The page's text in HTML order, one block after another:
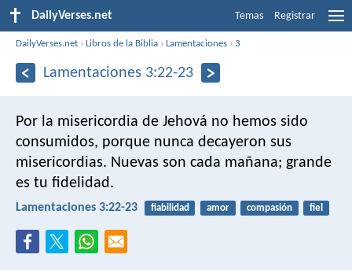
DailyVerses.net Temas Registrar
DailyVerses.net ›Libros de la Biblia ›Lamentaciones ›3
Lamentaciones 3:22-23
Por la misericordia de Jehová no hemos sido
consumidos, porque nunca decayeron sus
misericordias. Nuevas son cada mañana; grande
es tu fidelidad.
Lamentaciones 3:22-23 fiabilidad amor compasión fiel